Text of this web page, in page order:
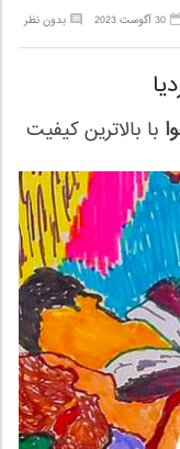
بدون نظر 30 آگوست 2023
با بالاترین کیفیت